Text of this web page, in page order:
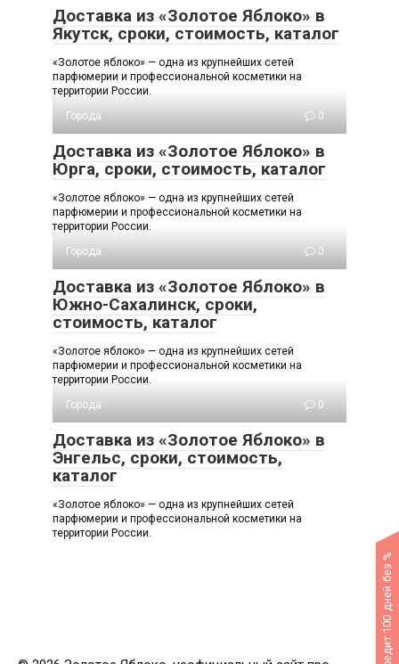
Доставка из «Золотое Яблоко» в
Якутск, сроки, стоимость, каталог
«Золотое яблоко» — одна из крупнейших сетей
парфюмерии и профессиональной косметики на
территории России.
Города
0
Доставка из «Золотое Яблоко» в
Юрга, сроки, стоимость, каталог
«Золотое яблоко» — одна из крупнейших сетей
парфюмерии и профессиональной косметики на
территории России.
Города
0
Доставка из «Золотое Яблоко» в
Южно-Сахалинск, сроки,
стоимость, каталог
«Золотое яблоко» — одна из крупнейших сетей
парфюмерии и профессиональной косметики на
территории России.
Города
0
Доставка из «Золотое Яблоко» в
Энгельс, сроки, стоимость,
каталог
«Золотое яблоко» — одна из крупнейших сетей
парфюмерии и профессиональной косметики на
территории России.
Кредит 100 дней без %